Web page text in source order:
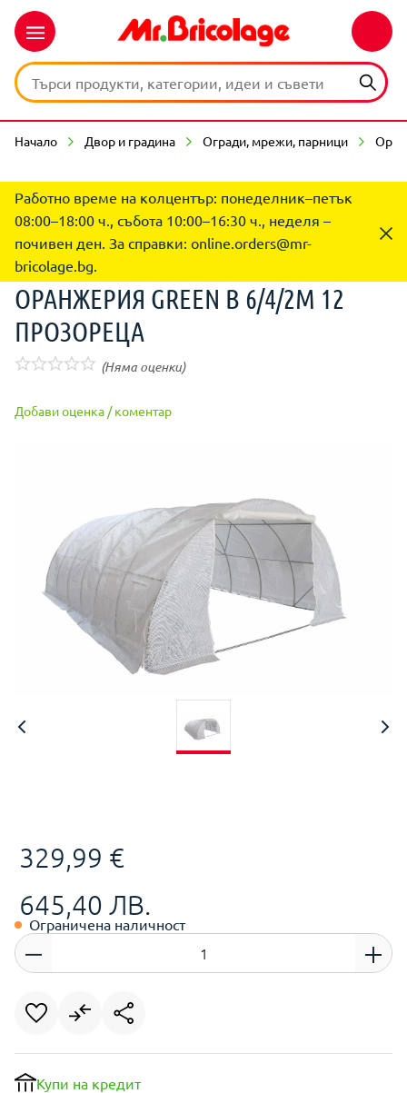
Начало Двор и градина Огради, мрежи, парници
Работно време на колцентър: понеделник–петък
08:00–18:00 ч., събота 10:00–16:30 ч., неделя –
почивен ден. За справки: online.orders@mr-
bricolage.bg.
ОРАНЖЕРИЯ GREEN B 6/4/2М 12
ПРОЗОРЕЦА
(Няма оценки)
Добави оценка / коментар
329,99 €
645,40 ЛВ.
Ограничена наличност
Купи на кредит